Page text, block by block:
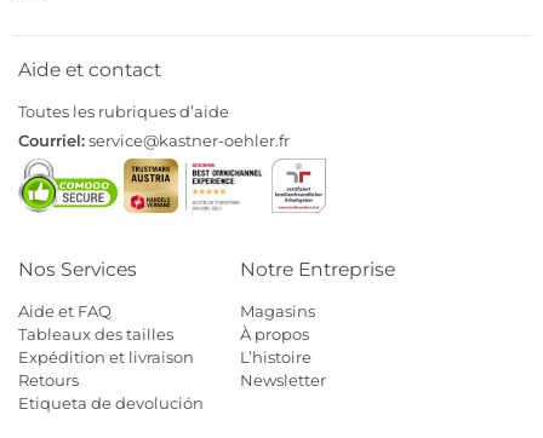
Aide et contact
Toutes les rubriques d’aide
Courriel:service@kastner-oehler.fr
Nos Services
Aide et FAQ
Tableaux des tailles
Expédition et livraison
Retours
Etiqueta de devolución
Notre Entreprise
Magasins
À propos
L’histoire
Newsletter